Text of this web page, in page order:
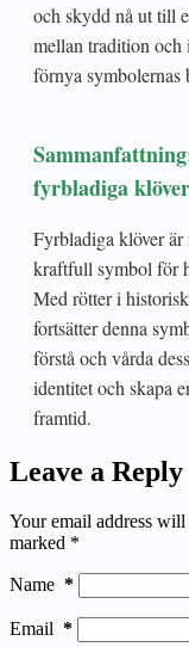
och skydd nå ut till
mellan tradition och
förnya symbolernas
fyrbladiga klöver
Fyrbladiga klöver
kraftfull symbol för
Med rötter i
fortsätter denna
förstå och vårda
identitet och skapa
framtid.
Leave a Reply
Your email address
marked *
Name *
Email *